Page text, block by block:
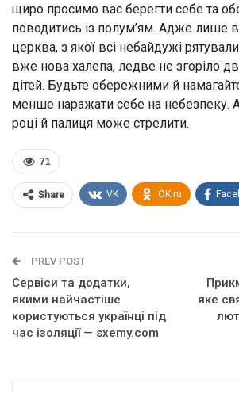
щиро просимо вас берегти себе та
поводитись із полум’ям. Адже лише
церква, з якої всі небайдужі
вже нова халепа, ледве не згоріло
дітей. Будьте обережними й
менше наражати себе на небезпеку.
році й палиця може стрелити.
71
Share VK OK.ru
PREV POST
Сервіси та додатки,
якими найчастіше
користуються українці під
час ізоляції — sxemy.com
яке